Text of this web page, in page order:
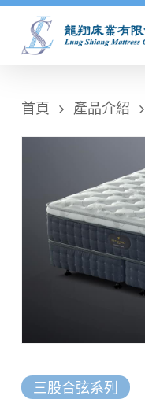
Skip
main
首頁 產品介紹
三股合弦系列